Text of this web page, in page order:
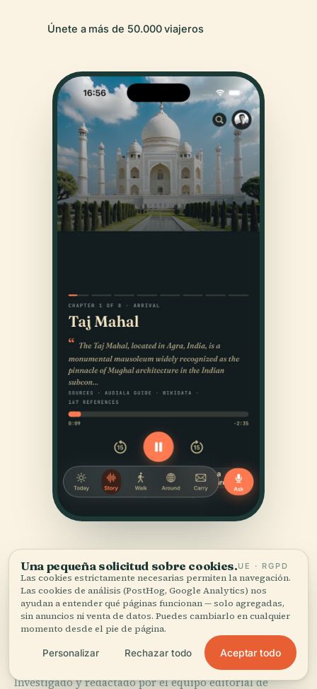
Únete a más de 50.000 viajeros
Verificado, y a la vista.
Investigado y redactado por el equipo editorial de
Una pequeña solicitud sobre cookies.UE · RGPD
Las cookies estrictamente necesarias permiten la navegación.
Las cookies de análisis (PostHog, Google Analytics) nos
ayudan a entender qué páginas funcionan — solo agregadas,
sin anuncios ni venta de datos. Puedes cambiarlo en cualquier
momento desde el pie de página.
Personalizar Rechazar todo Aceptar todo